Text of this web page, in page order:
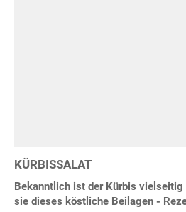
KÜRBISSALAT
Bekanntlich ist der Kürbis vielseitig
sie dieses köstliche Beilagen -